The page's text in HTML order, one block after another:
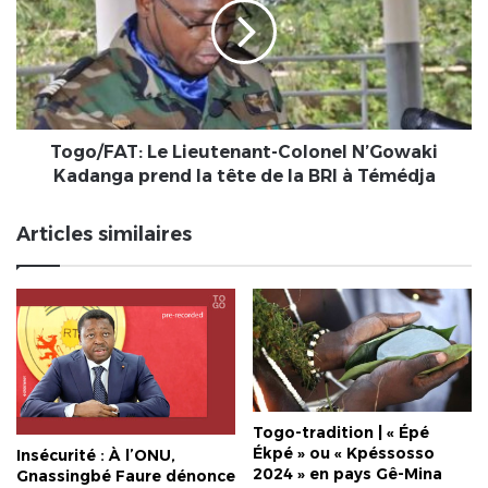
Colonel
N’Gowaki
Kadanga
prend
la
tête
Témédja
Togo/FAT: Le Lieutenant-Colonel N’Gowaki
Kadanga prend la tête de la BRI à Témédja
Articles similaires
Insécurité : À l’ONU,
Gnassingbé Faure dénonce
Togo-tradition | « Épé
Ékpé » ou « Kpéssosso
2024 » en pays Gê-Mina